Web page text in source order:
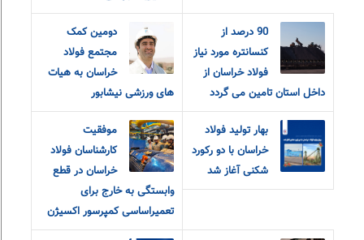
90 درصد از
کنسانتره مورد نیاز
فولاد خراسان از
داخل استان تامین می گردد
دومین کمک
مجتمع فولاد
خراسان به هیات
های ورزشی نیشابور
بهار تولید فولاد
خراسان با‌ دو رکورد
شکنی آغاز شد
موفقیت
کارشناسان فولاد
خراسان در قطع
وابستگی به خارج برای
تعمیراساسی کمپرسور اکسیژن